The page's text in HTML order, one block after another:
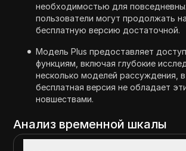
необходимостью для
пользователи могут продолжать
бесплатную версию достаточной.
Модель Plus предоставляет
функциям, включая глубокие
несколько моделей рассуждения,
бесплатная версия не обладает
новшествами.
Анализ временной шкалы